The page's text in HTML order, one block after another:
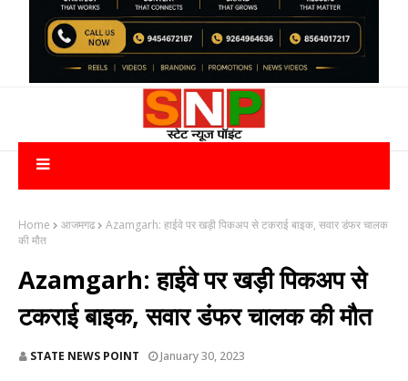
Home आजमगढ
Azamgarh: हाईवे पर खड़ी पिकअप से टकराई बाइक, सवार डंफर चालक
की मौत
Azamgarh: हाईवे पर खड़ी पिकअप से
टकराई बाइक, सवार डंफर चालक की मौत
STATE NEWS POINT January 30, 2023